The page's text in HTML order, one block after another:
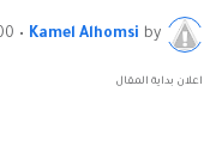
by
Kamel Alhomsi
•
اعلان بداية المقال